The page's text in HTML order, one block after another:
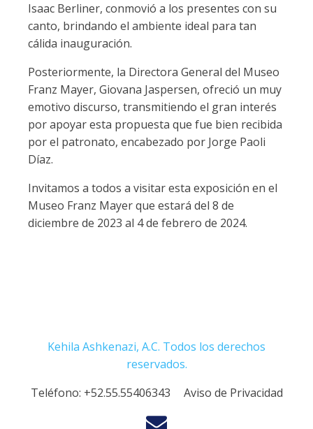
Isaac Berliner, conmovió a los presentes con su
canto, brindando el ambiente ideal para tan
cálida inauguración.
Posteriormente, la Directora General del Museo
Franz Mayer, Giovana Jaspersen, ofreció un muy
emotivo discurso, transmitiendo el gran interés
por apoyar esta propuesta que fue bien recibida
por el patronato, encabezado por Jorge Paoli
Díaz.
Invitamos a todos a visitar esta exposición en el
Museo Franz Mayer que estará del 8 de
diciembre de 2023 al 4 de febrero de 2024.
Kehila Ashkenazi, A.C. Todos los derechos
reservados.
Teléfono: +52.55.55406343 Aviso de Privacidad